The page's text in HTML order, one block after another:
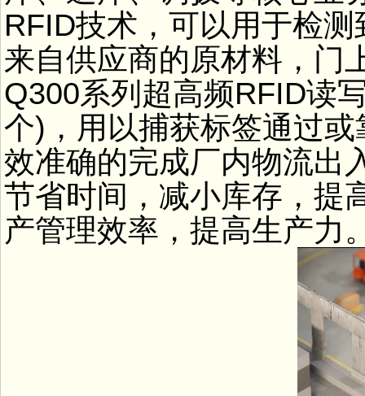
RFID技术，可以用于检
来自供应商的原材料，门
Q300系列超高频RFID读
个)，用以捕获标签通过
效准确的完成厂内物流出
节省时间，减小库存，提
产管理效率，提高生产力